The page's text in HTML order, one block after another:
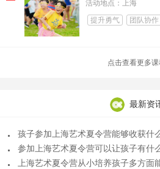
活动地点：上海
提升勇气
团队协作
点击查看更多课
最新资
孩子参加上海艺术夏令营能够收获什
参加上海艺术夏令营可以让孩子有什
上海艺术夏令营从小培养孩子多方面